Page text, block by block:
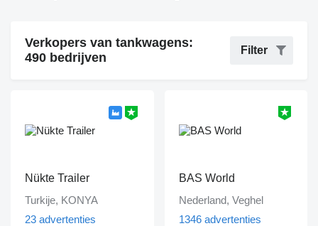
Verkopers van tankwagens:
490 bedrijven
Filter
Nükte Trailer
Turkije, KONYA
23 advertenties
BAS World
Nederland, Veghel
1346 advertenties